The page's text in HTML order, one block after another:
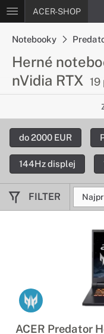
ACER-SHOP
Notebooky
Herné
nVidia RTX
Zariadenia
kartou Nvidia
Pozrite si ponuku
hernou grafickou
do 2000 EUR
144Hz displej
FILTER
ACER Predator